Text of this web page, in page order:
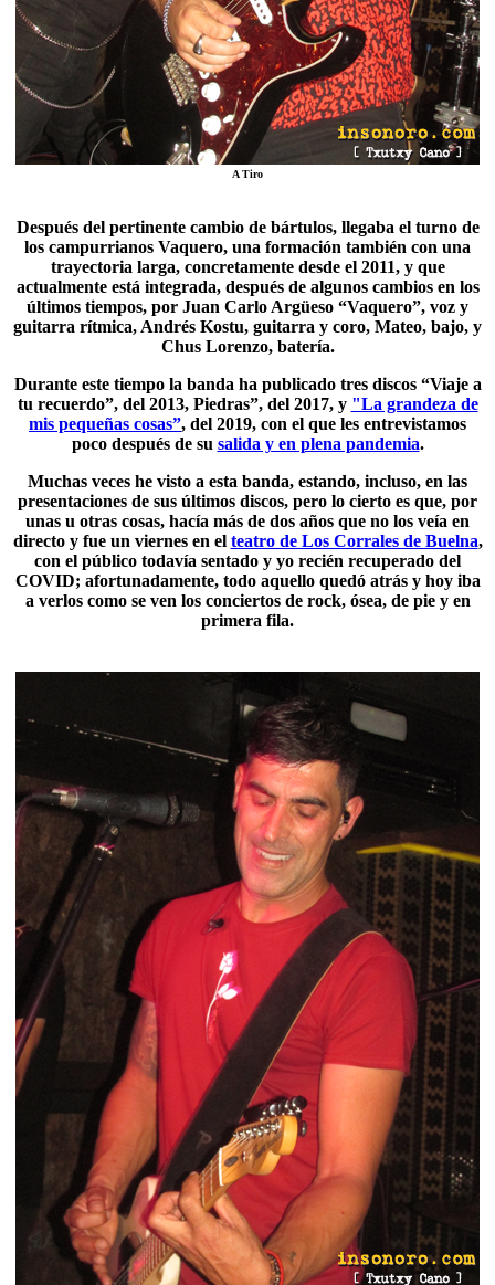
A Tiro
Después del pertinente cambio de bártulos, llegaba el turno de
los campurrianos Vaquero, una formación también con una
trayectoria larga, concretamente desde el 2011, y que
actualmente está integrada, después de algunos cambios en los
últimos tiempos, por Juan Carlo Argüeso “Vaquero”, voz y
guitarra rítmica, Andrés Kostu, guitarra y coro, Mateo, bajo, y
Chus Lorenzo, batería.
Durante este tiempo la banda ha publicado tres discos “Viaje a
tu recuerdo”, del 2013, Piedras”, del 2017, y "La grandeza de
mis pequeñas cosas”, del 2019, con el que les entrevistamos
poco después de su salida y en plena pandemia.
Muchas veces he visto a esta banda, estando, incluso, en las
presentaciones de sus últimos discos, pero lo cierto es que, por
unas u otras cosas, hacía más de dos años que no los veía en
directo y fue un viernes en el teatro de Los Corrales de Buelna,
con el público todavía sentado y yo recién recuperado del
COVID; afortunadamente, todo aquello quedó atrás y hoy iba
a verlos como se ven los conciertos de rock, ósea, de pie y en
primera fila.